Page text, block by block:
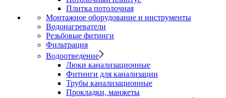
Плитка потолочная
Монтажное оборудование и инструменты
Водонагреватели
Резьбовые фитинги
Фильтрация
Водоотведение
Люки канализационные
Фитинги для канализации
Трубы канализационные
Прокладки, манжеты